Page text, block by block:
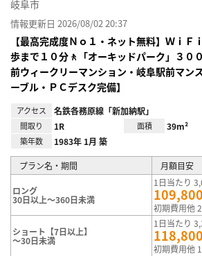
岐阜市
情報更新日 2026/08/02 20:37
【最高完成度Ｎｏ１・ネット無料】ＷｉＦ
歩まで１０分🚶「オーキッドパーク」３０
前ウィークリーマンション・岐阜駅前マン
ーブル・ＰＣデスク完備】
アクセス 名鉄各務原線「新加納駅」
間取り 1R 面積 39m²
築年数 1983年 1月 築
プラン名・期間 月額目安
ロング
30日以上～360日未満
1日当たり
109,800
初期費用他
ショート【7日以上】
～30日未満
1日当たり
118,800
初期費用他